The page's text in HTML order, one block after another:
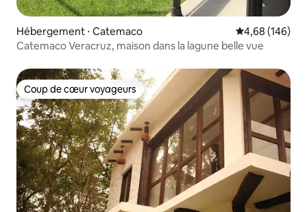
Hébergement ⋅ Catemaco Évaluation
4,68 (146)
Catemaco Veracruz, maison dans la lagune belle vue
Coup de cœur voyageurs
Coup de cœur voyageurs